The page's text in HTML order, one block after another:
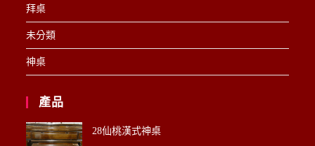
拜桌
未分類
神桌
產品
28仙桃漢式神桌